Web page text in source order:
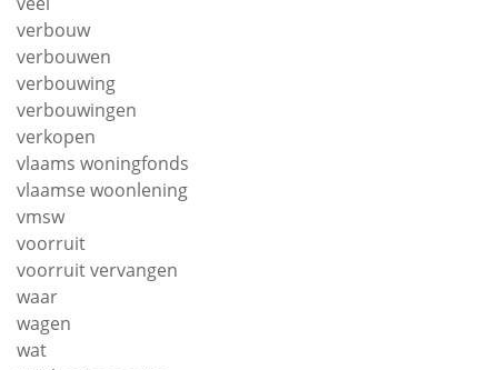
verbouw
verbouwen
verbouwing
verbouwingen
verkopen
vlaams woningfonds
vlaamse woonlening
vmsw
voorruit
voorruit vervangen
waar
wagen
wat